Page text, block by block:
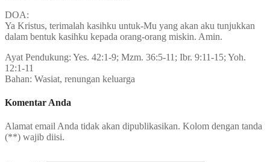
DOA:
Ya Kristus, terimalah kasihku untuk-Mu yang akan aku tunjukkan
dalam bentuk kasihku kepada orang-orang miskin. Amin.
Ayat Pendukung: Yes. 42:1-9; Mzm. 36:5-11; Ibr. 9:11-15; Yoh.
12:1-11
Bahan: Wasiat, renungan keluarga
Komentar Anda
Alamat email Anda tidak akan dipublikasikan. Kolom dengan tanda
(**) wajib diisi.